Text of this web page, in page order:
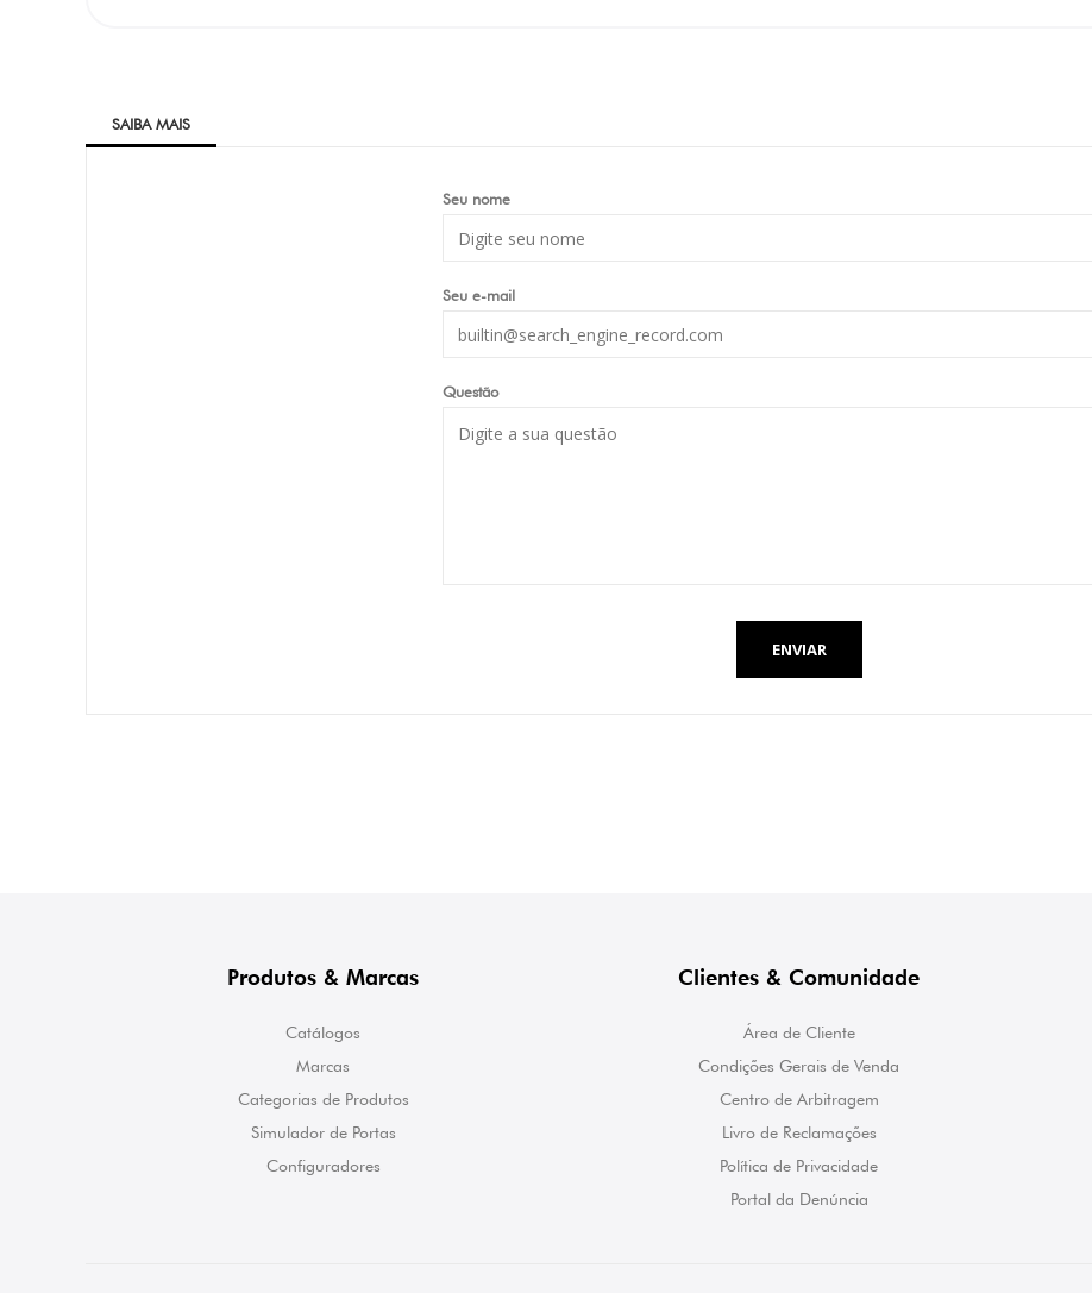
SAIBA MAIS
Seu nome
Seu e-mail
Questão
ENVIAR
Produtos & Marcas
Catálogos
Marcas
Categorias de Produtos
Simulador de Portas
Configuradores
Clientes & Comunidade
Área de Cliente
Condições Gerais de Venda
Centro de Arbitragem
Livro de Reclamações
Política de Privacidade
Portal da Denúncia